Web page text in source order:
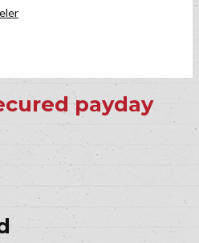
payday